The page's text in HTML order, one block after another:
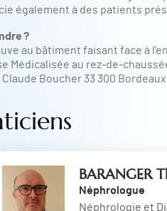
également à des patients
?
au bâtiment faisant face à
Médicalisée au rez-de-
Claude Boucher 33 300 Bordeaux
BARANGER
Néphrologue
Néphrologie et